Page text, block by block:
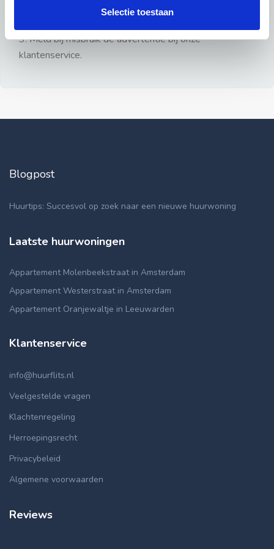
Selectie toestaan
3: Meld bij misbruik de advertentie bij onze
klantenservice.
Blogpost
Huurtips: Succesvol op zoek naar een nieuwe huurwoning
Laatste huurwoningen
Appartement Molenbeekstraat in Amsterdam
Appartement Westerstraat in Amsterdam
Appartement Oranjewaltje in Leeuwarden
Klantenservice
info@huurflits.nl
Veelgestelde vragen
Klachtenregeling
Herroepingsrecht
Privacybeleid
Algemene voorwaarden
Reviews